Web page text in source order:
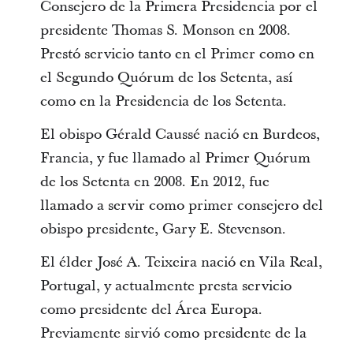
Consejero de la Primera Presidencia por el
presidente Thomas S. Monson en 2008.
Prestó servicio tanto en el Primer como en
el Segundo Quórum de los Setenta, así
como en la Presidencia de los Setenta.
El obispo Gérald Caussé nació en Burdeos,
Francia, y fue llamado al Primer Quórum
de los Setenta en 2008. En 2012, fue
llamado a servir como primer consejero del
obispo presidente, Gary E. Stevenson.
El élder José A. Teixeira nació en Vila Real,
Portugal, y actualmente presta servicio
como presidente del Área Europa.
Previamente sirvió como presidente de la